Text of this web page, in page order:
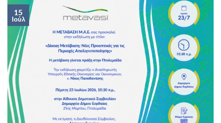
15
Ιούλ